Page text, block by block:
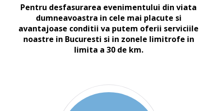
Pentru desfasurarea evenimentului din viata
dumneavoastra in cele mai placute si
avantajoase conditii va putem oferii serviciile
noastre in Bucuresti si in zonele limitrofe in
limita a 30 de km.